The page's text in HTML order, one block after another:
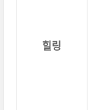
힐링